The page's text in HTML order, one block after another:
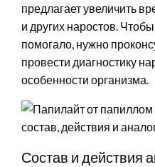
предлагает увеличить
и других наростов.
помогало, нужно
провести диагностику
особенности организма.
Состав и действия